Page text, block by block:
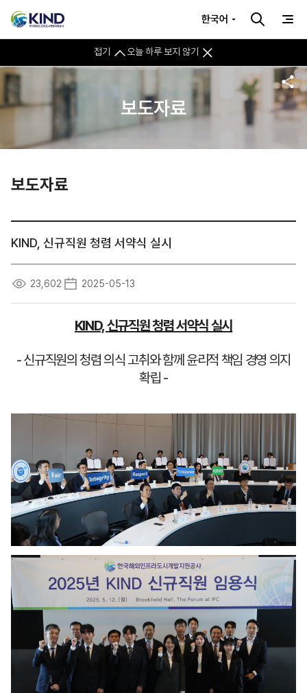
접기 오늘 하루 보지 않기
한국어
보도자료
보도자료
KIND, 신규직원 청렴 서약식 실시
23,602 2025-05-13
KIND, 신규직원 청렴 서약식 실시
- 신규직원의 청렴 의식 고취와 함께 윤리적 책임 경영 의지
확립 -